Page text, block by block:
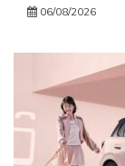
06/08/2026